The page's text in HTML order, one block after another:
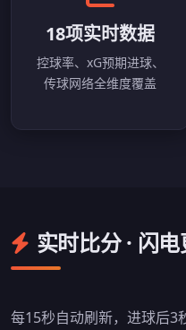
18项实时数据
控球率、xG预期进球、
传球网络全维度覆盖
实时比分 · 闪
每15秒自动刷新，进球后3